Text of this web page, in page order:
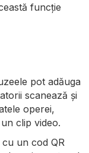
funcție
pot adăuga
scanează și
operei,
clip video.
un cod QR